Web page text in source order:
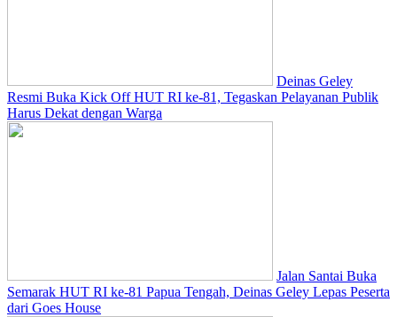
Deinas Geley
Resmi Buka Kick Off HUT RI ke-81, Tegaskan Pelayanan Publik
Harus Dekat dengan Warga
Jalan Santai Buka
Semarak HUT RI ke-81 Papua Tengah, Deinas Geley Lepas Peserta
dari Goes House